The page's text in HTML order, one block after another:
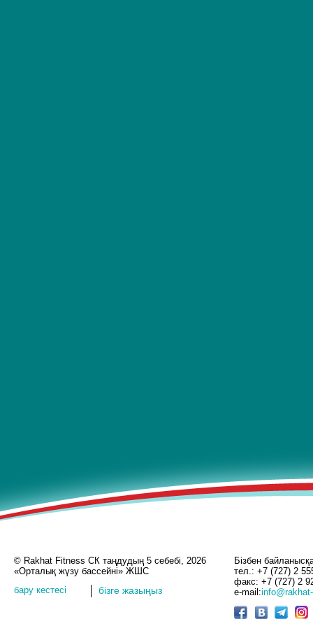
© Rakhat Fitness СК таңдудың 5 себебі, 2026
«Орталық жүзу бассейні» ЖШС
бару кестесі
бізге жазыңыз
Бізбен
тел.: +7 (727) 2
факс: +7 (727) 2
e-mail: